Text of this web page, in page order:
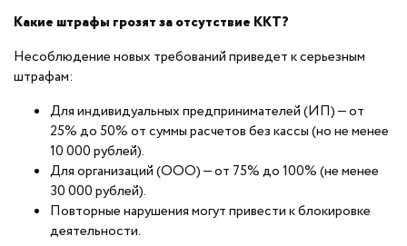
Какие штрафы грозят за отсутствие ККТ?
Несоблюдение новых требований приведет к серьезным
штрафам:
Для индивидуальных предпринимателей (ИП) — от
25% до 50% от суммы расчетов без кассы (но не менее
10 000 рублей).
Для организаций (ООО) — от 75% до 100% (не менее
30 000 рублей).
Повторные нарушения могут привести к блокировке
деятельности.